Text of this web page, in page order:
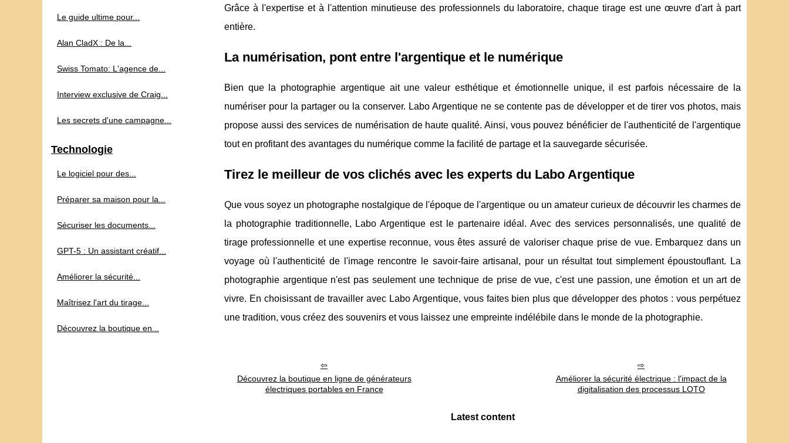
Grâce à l'expertise et à l'attention minutieuse des professionnels du laboratoire, chaque tirage est une œuvre d'art à part
entière.
La numérisation, pont entre l'argentique et le numérique
Bien que la photographie argentique ait une valeur esthétique et émotionnelle unique, il est parfois nécessaire de la
numériser pour la partager ou la conserver. Labo Argentique ne se contente pas de développer et de tirer vos photos, mais
propose aussi des services de numérisation de haute qualité. Ainsi, vous pouvez bénéficier de l'authenticité de l'argentique
tout en profitant des avantages du numérique comme la facilité de partage et la sauvegarde sécurisée.
Tirez le meilleur de vos clichés avec les experts du Labo Argentique
Que vous soyez un photographe nostalgique de l'époque de l'argentique ou un amateur curieux de découvrir les charmes de
la photographie traditionnelle, Labo Argentique est le partenaire idéal. Avec des services personnalisés, une qualité de
tirage professionnelle et une expertise reconnue, vous êtes assuré de valoriser chaque prise de vue. Embarquez dans un
voyage où l'authenticité de l'image rencontre le savoir-faire artisanal, pour un résultat tout simplement époustouflant. La
photographie argentique n'est pas seulement une technique de prise de vue, c'est une passion, une émotion et un art de
vivre. En choisissant de travailler avec Labo Argentique, vous faites bien plus que développer des photos : vous perpétuez
une tradition, vous créez des souvenirs et vous laissez une empreinte indélébile dans le monde de la photographie.
Découvrez la boutique en ligne de générateurs
électriques portables en France
Améliorer la sécurité électrique : l'impact de la
digitalisation des processus LOTO
Latest content
Le guide ultime pour...
Alan CladX : De la...
Swiss Tomato: L'agence de...
Interview exclusive de Craig...
Les secrets d'une campagne...
Technologie
Le logiciel pour des...
Préparer sa maison pour la...
Sécuriser les documents...
GPT-5 : Un assistant créatif...
Améliorer la sécurité...
Maîtrisez l'art du tirage...
Découvrez la boutique en...